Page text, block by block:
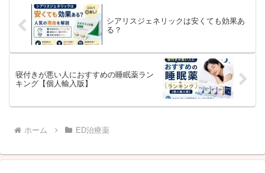
シアリスジェネリックは安くても効果あ
る？
寝付きが悪い人におすすめの睡眠薬ラン
キング【個人輸入版】
ホーム ED治療薬